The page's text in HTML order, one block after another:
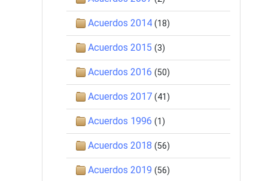
Acuerdos 2014 (18)
Acuerdos 2015 (3)
Acuerdos 2016 (50)
Acuerdos 2017 (41)
Acuerdos 1996 (1)
Acuerdos 2018 (56)
Acuerdos 2019 (56)